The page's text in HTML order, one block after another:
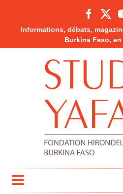
Informations, débats,
Burkina Faso,